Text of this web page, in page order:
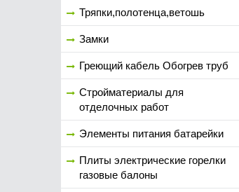
Тряпки,полотенца,ветошь
Замки
Греющий кабель Обогрев труб
Стройматериалы для
отделочных работ
Элементы питания батарейки
Плиты электрические горелки
газовые балоны